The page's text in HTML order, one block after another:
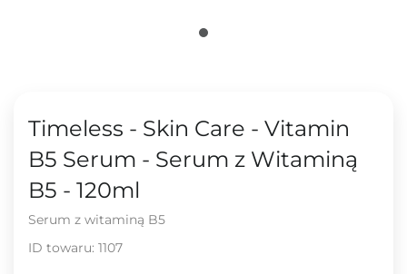
Timeless - Skin Care - Vitamin
B5 Serum - Serum z Witaminą
B5 - 120ml
Serum z witaminą B5
ID towaru: 1107